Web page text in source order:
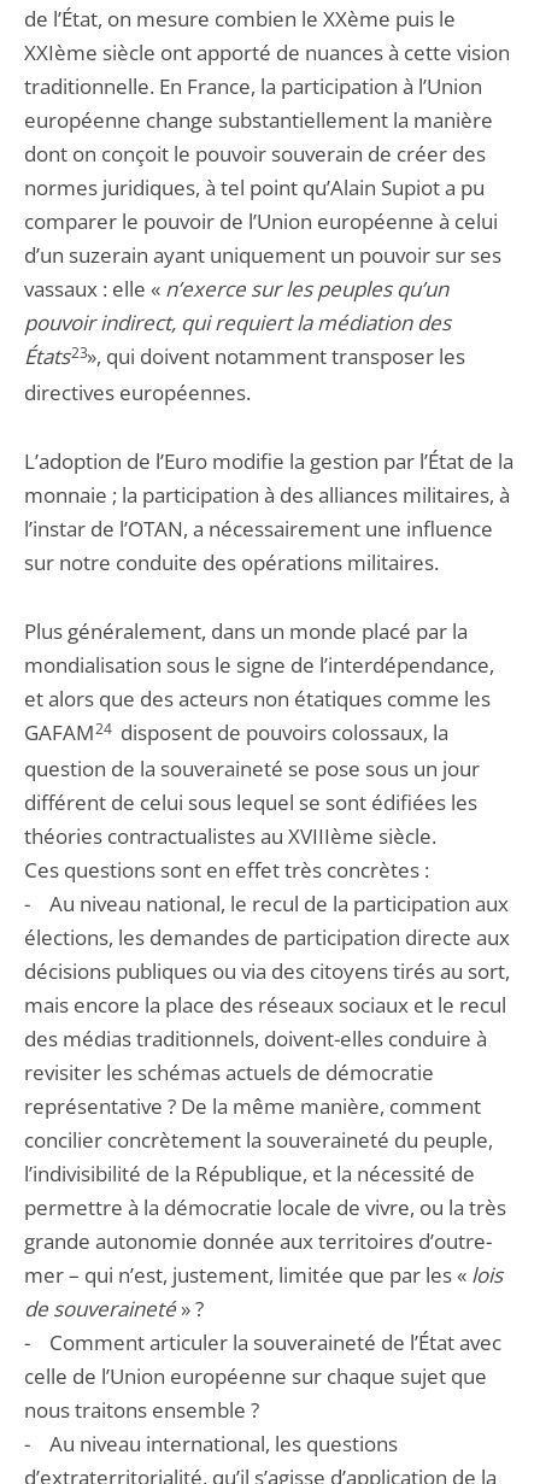
de l’État, on mesure combien le XXème puis le
XXIème siècle ont apporté de nuances à cette vision
traditionnelle. En France, la participation à l’Union
européenne change substantiellement la manière
dont on conçoit le pouvoir souverain de créer des
normes juridiques, à tel point qu’Alain Supiot a pu
comparer le pouvoir de l’Union européenne à celui
d’un suzerain ayant uniquement un pouvoir sur ses
vassaux : elle « n’exerce sur les peuples qu’un
pouvoir indirect, qui requiert la médiation des
États23», qui doivent notamment transposer les
directives européennes.
L’adoption de l’Euro modifie la gestion par l’État de la
monnaie ; la participation à des alliances militaires, à
l’instar de l’OTAN, a nécessairement une influence
sur notre conduite des opérations militaires.
Plus généralement, dans un monde placé par la
mondialisation sous le signe de l’interdépendance,
et alors que des acteurs non étatiques comme les
GAFAM24disposent de pouvoirs colossaux, la
question de la souveraineté se pose sous un jour
différent de celui sous lequel se sont édifiées les
théories contractualistes au XVIIIème siècle.
Ces questions sont en effet très concrètes :
- Au niveau national, le recul de la participation aux
élections, les demandes de participation directe aux
décisions publiques ou via des citoyens tirés au sort,
mais encore la place des réseaux sociaux et le recul
des médias traditionnels, doivent-elles conduire à
revisiter les schémas actuels de démocratie
représentative ? De la même manière, comment
concilier concrètement la souveraineté du peuple,
l’indivisibilité de la République, et la nécessité de
permettre à la démocratie locale de vivre, ou la très
grande autonomie donnée aux territoires d’outre-
mer – qui n’est, justement, limitée que par les « lois
de souveraineté» ?
- Comment articuler la souveraineté de l’État avec
celle de l’Union européenne sur chaque sujet que
nous traitons ensemble ?
- Au niveau international, les questions
d’extraterritorialité, qu’il s’agisse d’application de la